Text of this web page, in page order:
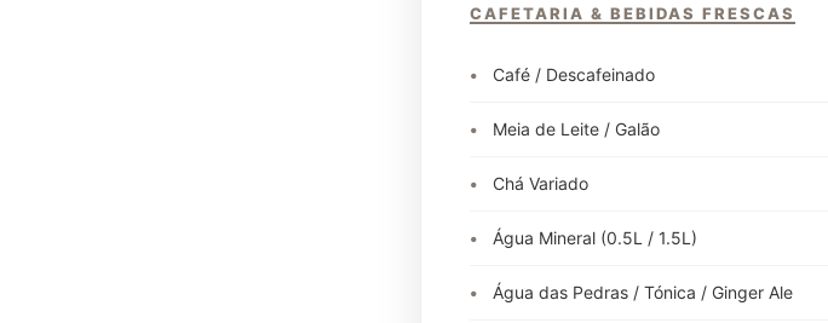
CAFETARIA & BEBIDAS FRESCAS
• Café / Descafeinado
• Meia de Leite / Galão
• Chá Variado
• Água Mineral (0.5L / 1.5L)
• Água das Pedras / Tónica / Ginger Ale